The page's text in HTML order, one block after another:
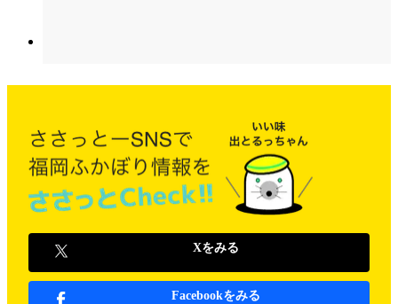
Xをみる
Facebookをみる